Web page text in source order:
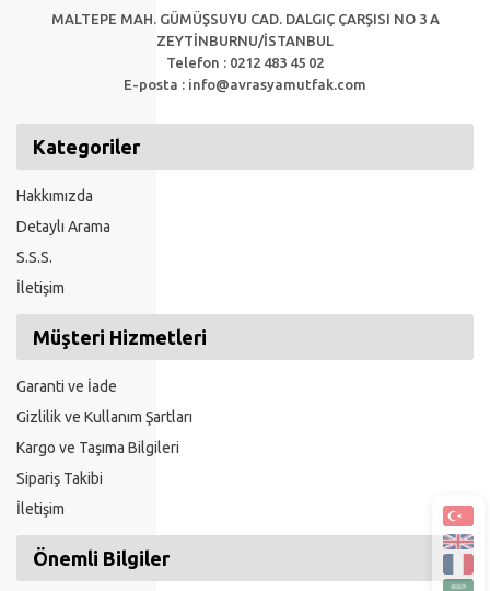
MALTEPE MAH. GÜMÜŞSUYU CAD. DALGIÇ ÇARŞISI NO 3 A
ZEYTİNBURNU/İSTANBUL
Telefon : 0212 483 45 02
E-posta : info@avrasyamutfak.com
Kategoriler
Hakkımızda
Detaylı Arama
S.S.S.
İletişim
Müşteri Hizmetleri
Garanti ve İade
Gizlilik ve Kullanım Şartları
Kargo ve Taşıma Bilgileri
Sipariş Takibi
İletişim
Önemli Bilgiler